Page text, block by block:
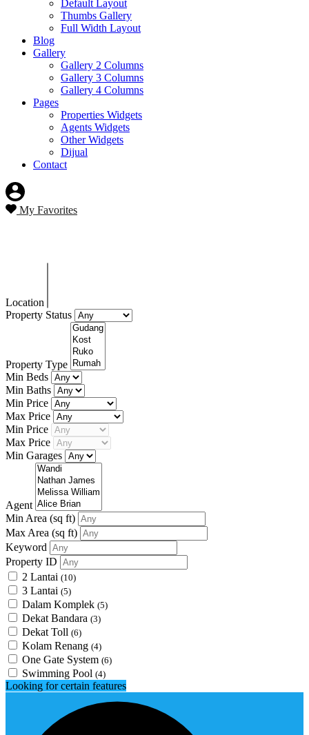
Default Layout
Thumbs Gallery
Full Width Layout
Blog
Gallery
Gallery 2 Columns
Gallery 3 Columns
Gallery 4 Columns
Pages
Properties Widgets
Agents Widgets
Other Widgets
Dijual
Contact
My Favorites
Location
Property Status
Property Type
Min Beds
Min Baths
Min Price
Max Price
Min Price
Max Price
Min Garages
Agent
Min Area (sq ft)
Max Area (sq ft)
Keyword
Property ID
2 Lantai (10)
3 Lantai (5)
Dalam Komplek (5)
Dekat Bandara (3)
Dekat Toll (6)
Kolam Renang (4)
One Gate System (6)
Swimming Pool (4)
Looking for certain features